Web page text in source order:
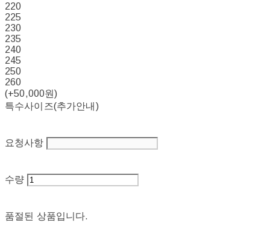
220
225
230
235
240
245
250
260
(+50,000원)
특수사이즈(추가안내)
요청사항
수량
품절된 상품입니다.